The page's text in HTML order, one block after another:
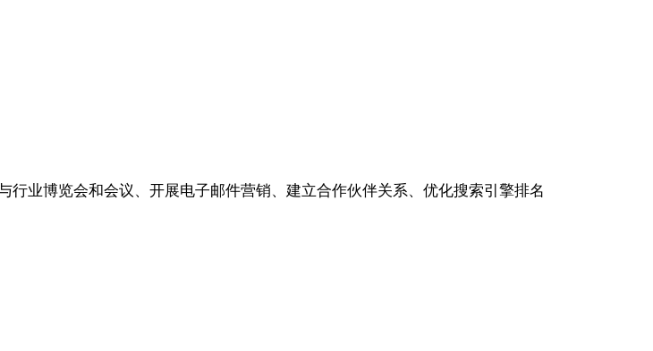
业博览会和会议、开展电子邮件营销、建立合作伙伴关系、优化搜索引擎排名